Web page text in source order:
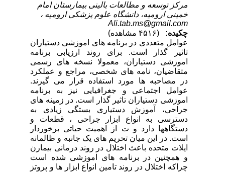
مرکز توسعه و مطالعات بالینی بیمارستان امام
خمینی ارومیه، دانشگاه علوم پزشکی ارومیه ،
Ali.tab.ms@gmail.com
چکیده:
عوامل متعددی در برنامه های اموزشی دستیاران
تاثیر گذار است. برای روند ارزیابی برنامه
اموزشی دستیاران، معمولا نسخه های رسمی
متقاضیان، نامه های شخصی، مراجع و عملکرد
در مصاحبه ها مورد استفاده قرار می گیرند.
عوامل اجتماعی و جغرافیایی نیز به برنامه
اموزشی دستیاران تاثیر گذار است. در زمینه های
جراحی، آموزش دستیاری بستگی زیادی به
دسترسی به انواع ابزار جراحی ، قطعات و
دستگاهها دارد و ت از اهمیت حیاتی برخوردار
است. در این میان تحریم های یک جانبه و ظالمانه
ایلات متحده باعث اختلال در روند درمانی بیمارن
و همچنین در برنامه های اموزشی شده است
چراکه اختلال در روند تامین انواع ابزار ها و پروتز